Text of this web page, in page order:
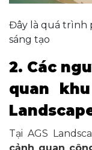
Đây là quá trình
sáng tạo
2. Các
quan
Tại AGS